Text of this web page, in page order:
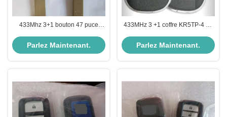
433Mhz 3+1 bouton 47 puce
télécommande Pour 2017 - 2021
Honda Civic
Parlez Maintenant.
433MHz 3 +1 coffre KR5TP-4 4A
intelligente Pour Honda Civic
2022-2024
Parlez Maintenant.